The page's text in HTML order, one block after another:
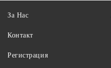
За Нас
Контакт
Регистрация